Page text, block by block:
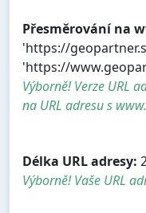
Přesměrování na
'https://
'https://
Výborně! Verze URL
na URL adresu s www.
Délka URL adresy:
Výborně! Vaše URL